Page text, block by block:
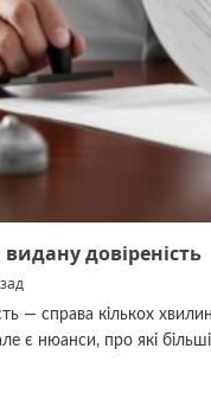
довіреність
— справа кількох
є нюанси, про які